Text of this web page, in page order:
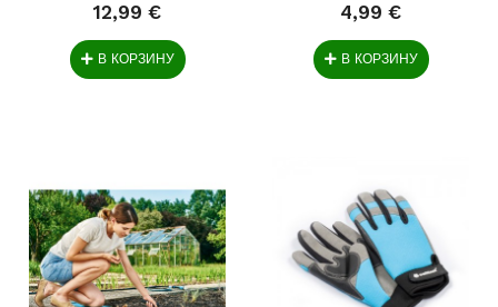
12,99 €
В КОРЗИНУ
4,99 €
В КОРЗИНУ